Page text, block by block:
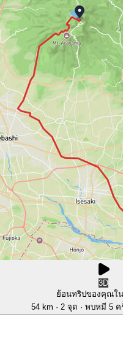
3D
ย้อนทริปของคุณใ
54 km · 2 จุด · พบหมี 5